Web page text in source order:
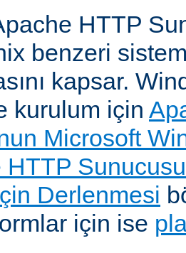
HTTP
benzeri
kapsar.
kurulum için
Microsoft
HTTP
Derlenmesi
için ise